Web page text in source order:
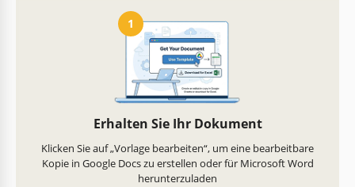
1
Erhalten Sie Ihr Dokument
Klicken Sie auf „Vorlage bearbeiten“, um eine bearbeitbare
Kopie in Google Docs zu erstellen oder für Microsoft Word
herunterzuladen